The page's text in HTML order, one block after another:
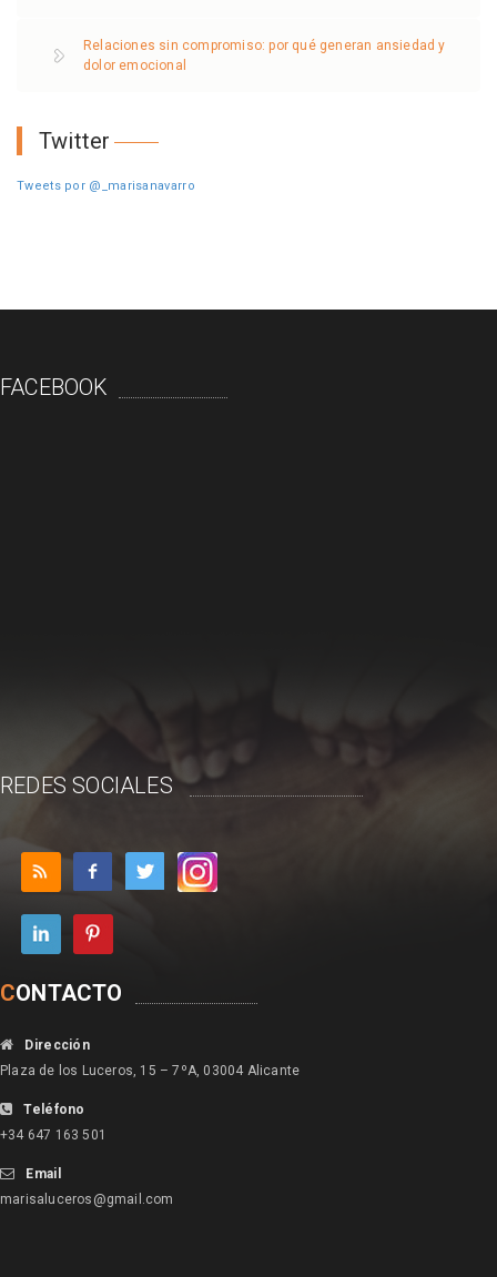
Relaciones sin compromiso: por qué generan ansiedad y
dolor emocional
Twitter
Tweets por @_marisanavarro
FACEBOOK
REDES SOCIALES
CONTACTO
Dirección
Plaza de los Luceros, 15 – 7ºA, 03004 Alicante
Teléfono
+34 647 163 501
Email
marisaluceros@gmail.com